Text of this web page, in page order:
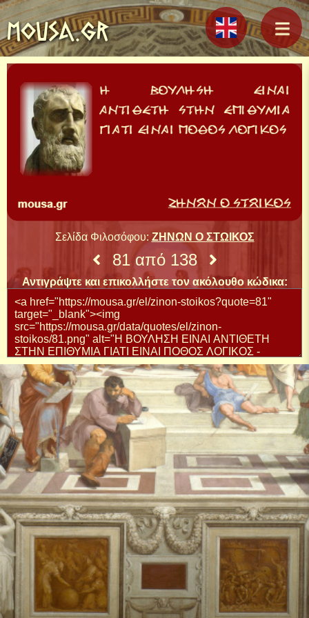
MOUSA.GR
Σελίδα Φιλοσόφου: ΖΗΝΩΝ Ο ΣΤΩΙΚΟΣ
81 από 138
Αντιγράψτε και επικολλήστε τον ακόλουθο κώδικα: